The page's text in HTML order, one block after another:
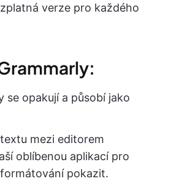
verze pro každého
se opakují a působí jako
mezi editorem
oblíbenou aplikací pro
pokazit.